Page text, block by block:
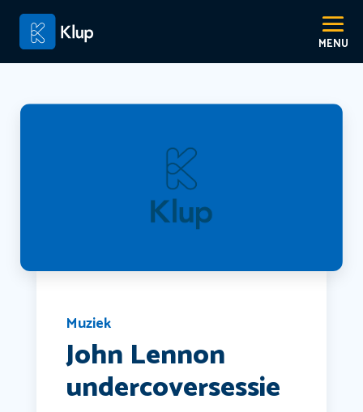
Muziek
John Lennon
undercoversessie